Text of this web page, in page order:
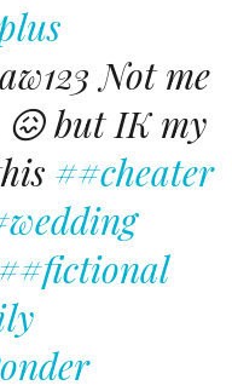
Not me
but IK my
##cheater